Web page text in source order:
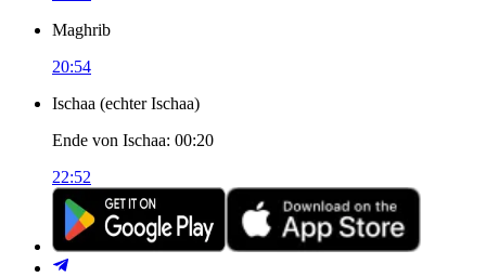
Maghrib
20:54
Ischaa (echter Ischaa)
Ende von Ischaa: 00:20
22:52